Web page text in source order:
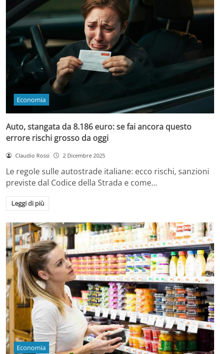
Economia
Auto, stangata da 8.186 euro: se fai ancora questo
errore rischi grosso da oggi
Claudio Rossi 2 Dicembre 2025
Le regole sulle autostrade italiane: ecco rischi, sanzioni
previste dal Codice della Strada e come…
Leggi di più
Economia